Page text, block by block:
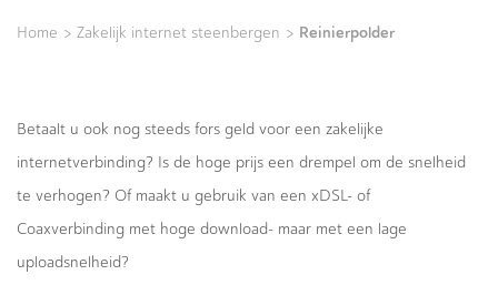
Home > Zakelijk internet steenbergen > Reinierpolder
Betaalt u ook nog steeds fors geld voor een zakelijke
internetverbinding? Is de hoge prijs een drempel om de snelheid
te verhogen? Of maakt u gebruik van een xDSL- of
Coaxverbinding met hoge download- maar met een lage
uploadsnelheid?